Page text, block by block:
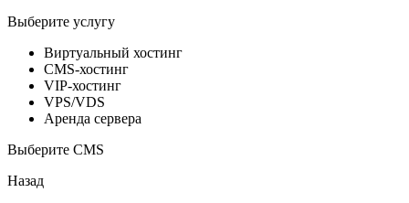
Выберите услугу
Виртуальный хостинг
CMS-хостинг
VIP-хостинг
VPS/VDS
Аренда сервера
Выберите CMS
Назад